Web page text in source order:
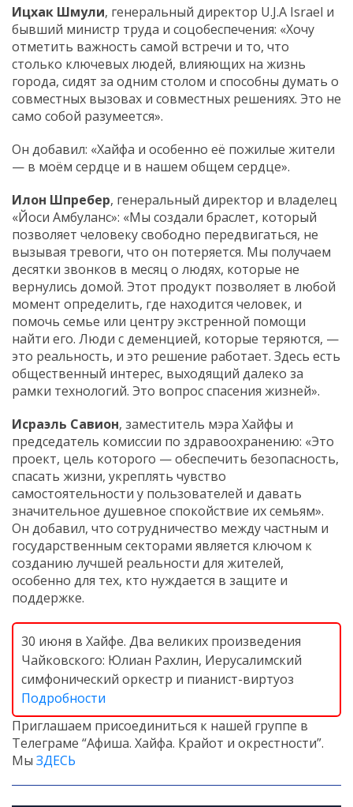
Ицхак Шмули, генеральный директор U.J.A Israel и
бывший министр труда и соцобеспечения: «Хочу
отметить важность самой встречи и то, что
столько ключевых людей, влияющих на жизнь
города, сидят за одним столом и способны думать о
совместных вызовах и совместных решениях. Это не
само собой разумеется».
Он добавил: «Хайфа и особенно её пожилые жители
— в моём сердце и в нашем общем сердце».
Илон Шпребер, генеральный директор и владелец
«Йоси Амбуланс»: «Мы создали браслет, который
позволяет человеку свободно передвигаться, не
вызывая тревоги, что он потеряется. Мы получаем
десятки звонков в месяц о людях, которые не
вернулись домой. Этот продукт позволяет в любой
момент определить, где находится человек, и
помочь семье или центру экстренной помощи
найти его. Люди с деменцией, которые теряются, —
это реальность, и это решение работает. Здесь есть
общественный интерес, выходящий далеко за
рамки технологий. Это вопрос спасения жизней».
Исраэль Савион, заместитель мэра Хайфы и
председатель комиссии по здравоохранению: «Это
проект, цель которого — обеспечить безопасность,
спасать жизни, укреплять чувство
самостоятельности у пользователей и давать
значительное душевное спокойствие их семьям».
Он добавил, что сотрудничество между частным и
государственным секторами является ключом к
созданию лучшей реальности для жителей,
особенно для тех, кто нуждается в защите и
поддержке.
30 июня в Хайфе. Два великих произведения
Чайковского: Юлиан Рахлин, Иерусалимский
симфонический оркестр и пианист-виртуоз
Подробности
Приглашаем присоединиться к нашей группе в
Телеграме “Афиша. Хайфа. Крайот и окрестности”.
Мы ЗДЕСЬ